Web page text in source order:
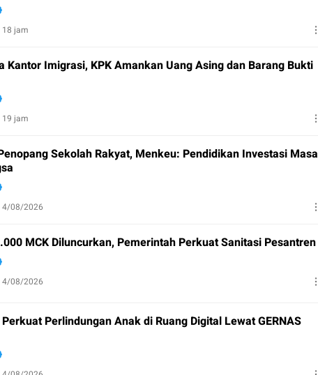
18 jam
Kantor Imigrasi, KPK Amankan Uang Asing dan Barang Bukti
19 jam
Sekolah Rakyat, Menkeu: Pendidikan Investasi Masa
4/08/2026
MCK Diluncurkan, Pemerintah Perkuat Sanitasi Pesantren
4/08/2026
Perlindungan Anak di Ruang Digital Lewat GERNAS